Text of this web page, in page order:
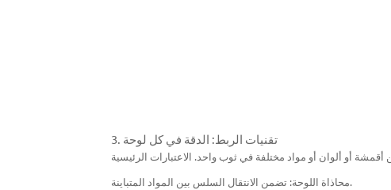
3. تقنيات الربط: الدقة في كل لوحة
محاذاة اللوحة: تضمن الانتقال السلس بين المواد المتباينة.